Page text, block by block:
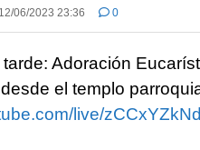
12/06/2023 23:36 0
Adoración
el templo
live/